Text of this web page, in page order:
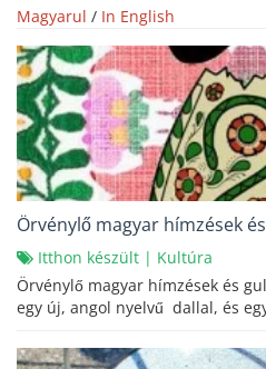
Magyarul / In English
Örvénylő magyar hímzések
Itthon készült | Kultúra
Örvénylő magyar hímzések és
egy új, angol nyelvű dallal, és